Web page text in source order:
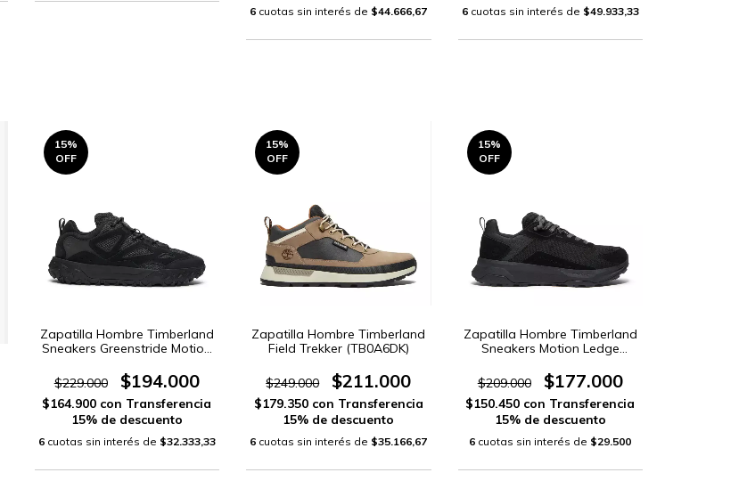
6 cuotas sin interés de $44.666,67 6 cuotas sin interés de $49.933,33
15%
OFF
Zapatilla Hombre Timberland
Sneakers Greenstride Motion
$229.000
$194.000
$164.900 con Transferencia
15% de descuento
6 cuotas sin interés de $32.333,33
15%
OFF
Zapatilla Hombre Timberland
Field Trekker (TB0A6DK)
$249.000 $211.000
$179.350 con Transferencia
15% de descuento
6 cuotas sin interés de $35.166,67
15%
OFF
Zapatilla Hombre Timberland
Sneakers Motion Ledge
$209.000
$177.000
$150.450 con Transferencia
15% de descuento
6 cuotas sin interés de $29.500